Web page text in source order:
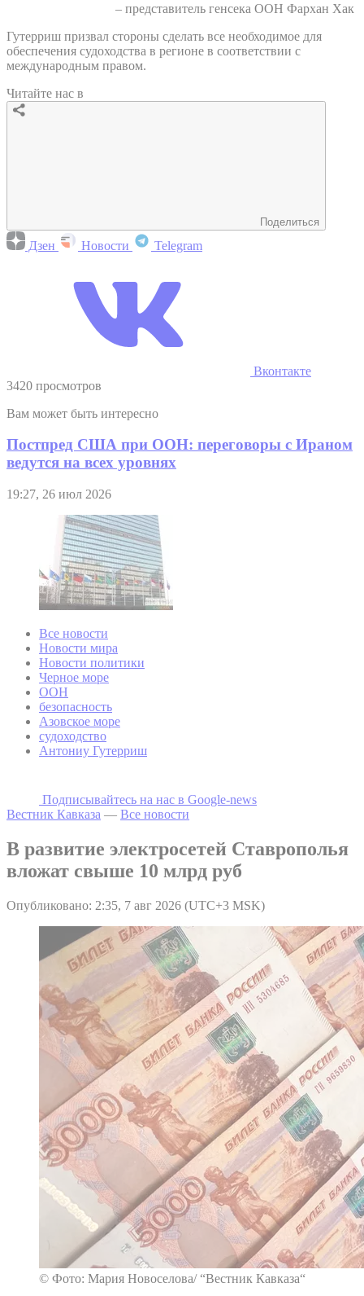
– представитель генсека ООН Фархан Хак
Гутерриш призвал стороны сделать все необходимое для
обеспечения судоходства в регионе в соответствии с
международным правом.
Читайте нас в
Поделиться
Дзен Новости Telegram
Вконтакте
3420 просмотров
Вам может быть интересно
Постпред США при ООН: переговоры с Ираном
ведутся на всех уровнях
19:27, 26 июл 2026
Все новости
Новости мира
Новости политики
Черное море
ООН
безопасность
Азовское море
судоходство
Антониу Гутерриш
Подписывайтесь на наc в Google-news
Вестник Кавказа — Все новости
В развитие электросетей Ставрополья
вложат свыше 10 млрд руб
Опубликовано: 2:35, 7 авг 2026 (UTC+3 MSK)
© Фото: Мария Новоселова/ “Вестник Кавказа“